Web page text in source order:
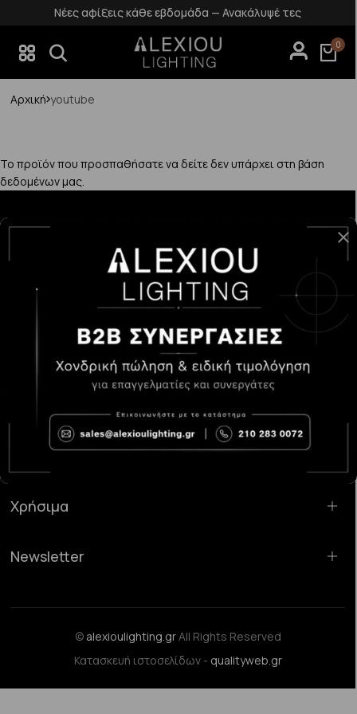
Νέες αφίξεις κάθε εβδομάδα — Ανακάλυψέ τες
0
Αρχική youtube
Το προϊόν που προσπαθήσατε να δείτε δεν υπάρχει στη βάση
δεδομένων μας.
Κατάστημα Χαλάνδρι:Σαρανταπόρου 55, 15232, Χαλάνδρι
sales@alexioulighting.gr
210 283 0072
6983123181
Χρήσιμα
Newsletter
© alexioulighting.grAll Rights Reserved
Κατασκευή ιστοσελίδων - qualityweb.gr